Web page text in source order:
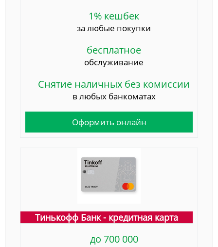
1% кешбек
за любые покупки
бесплатное
обслуживание
Снятие наличных без комиссии
в любых банкоматах
Оформить онлайн
Тинькофф Банк - кредитная карта
до 700 000